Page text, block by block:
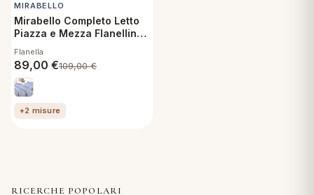
MIRABELLO
Mirabello Completo Letto
Piazza e Mezza Flanellina
Flanella di Cotone
Flanella
89,00 €109,00€
+2 misure
RICERCHE POPOLARI